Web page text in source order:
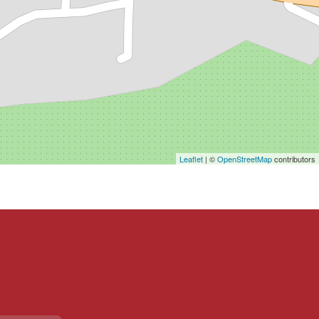
Leaflet | ©OpenStreetMapcontributors